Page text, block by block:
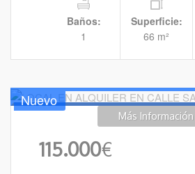
Baños:
1
Superficie:
66 m²
Más Información
Nuevo
115.000€